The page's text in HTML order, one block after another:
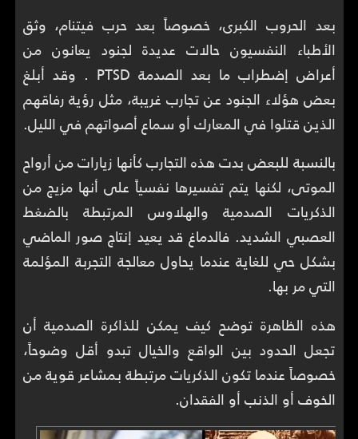
بعد الحروب الكبرى، خصوصاً بعد حرب فيتنام، وثق
الأطباء النفسيون حالات عديدة لجنود يعانون من
أعراض إضطراب ما بعد الصدمة PTSD . وقد أبلغ
بعض هؤلاء الجنود عن تجارب غريبة، مثل رؤية رفاقهم
الذين قتلوا في المعارك أو سماع أصواتهم في الليل.
بالنسبة للبعض بدت هذه التجارب كأنها زيارات من أرواح
الموتى، لكنها يتم تفسيرها نفسياً على أنها مزيج من
الذكريات الصدمية والهلاوس المرتبطة بالضغط
العصبي الشديد. فالدماغ قد يعيد إنتاج صور الماضي
بشكل حي للغاية عندما يحاول معالجة التجربة المؤلمة
التي مر بها.
هذه الظاهرة توضح كيف يمكن للذاكرة الصدمية أن
تجعل الحدود بين الواقع والخيال تبدو أقل وضوحاً،
خصوصاً عندما تكون الذكريات مرتبطة بمشاعر قوية من
الخوف أو الذنب أو الفقدان.